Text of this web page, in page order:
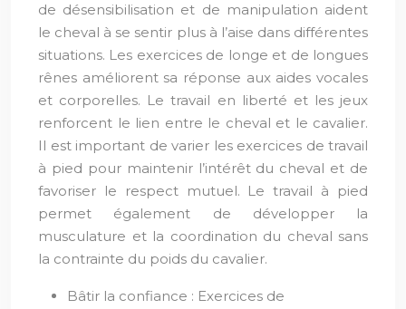
de désensibilisation et de manipulation aident
le cheval à se sentir plus à l’aise dans différentes
situations. Les exercices de longe et de longues
rênes améliorent sa réponse aux aides vocales
et corporelles. Le travail en liberté et les jeux
renforcent le lien entre le cheval et le cavalier.
Il est important de varier les exercices de travail
à pied pour maintenir l’intérêt du cheval et de
favoriser le respect mutuel. Le travail à pied
permet également de développer la
musculature et la coordination du cheval sans
la contrainte du poids du cavalier.
Bâtir la confiance : Exercices de